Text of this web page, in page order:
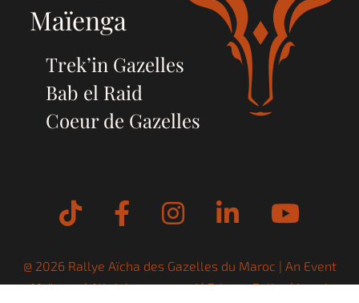
Maïenga
Trek’in Gazelles
Bab el Raid
Coeur de Gazelles
Tiktok FacebookInstagram
LinkedIn
@ 2026 Rallye Aïcha des Gazelles du Maroc | An Event
Maïenga| All rights reserved |Privacy Policy|Legal